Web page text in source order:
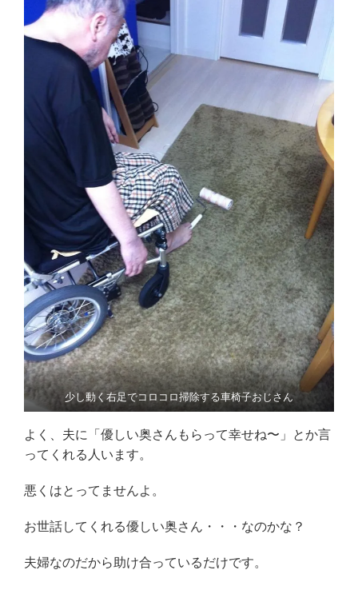
少し動く右足でコロコロ掃除する車椅子おじさん
よく、夫に「優しい奥さんもらって幸せね〜」とか言
ってくれる人います。
悪くはとってませんよ。
お世話してくれる優しい奥さん・・・なのかな？
夫婦なのだから助け合っているだけです。